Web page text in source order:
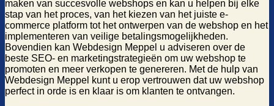
maken van succesvolle webshops en kan u helpen bij elke
stap van het proces, van het kiezen van het juiste e-
commerce platform tot het ontwerpen van de webshop en het
implementeren van veilige betalingsmogelijkheden.
Bovendien kan Webdesign Meppel u adviseren over de
beste SEO- en marketingstrategieën om uw webshop te
promoten en meer verkopen te genereren. Met de hulp van
Webdesign Meppel kunt u erop vertrouwen dat uw webshop
perfect in orde is en klaar is om klanten te ontvangen.